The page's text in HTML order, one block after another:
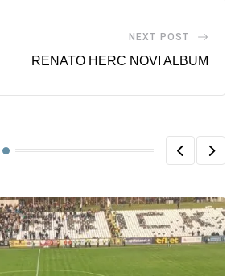
NEXT POST
RENATO HERC NOVI ALBUM